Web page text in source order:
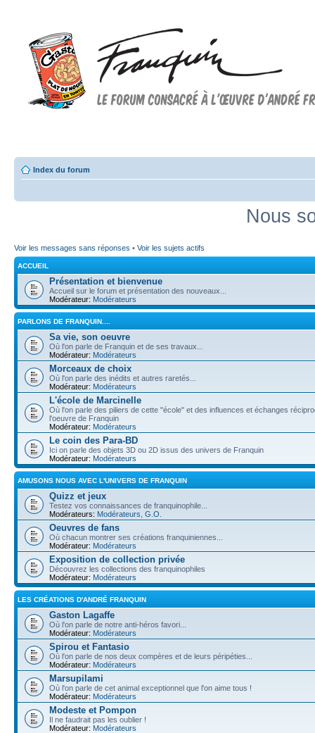
Index du forum
Nous
Voir les messages sans réponses • Voir les sujets actifs
ACCUEIL
Présentation et bienvenue
Accueil sur le forum et présentation des nouveaux...
Modérateur: Modérateurs
PARLONS DE FRANQUIN....
Sa vie, son oeuvre
Où l'on parle de Franquin et de ses travaux...
Modérateur: Modérateurs
Morceaux de choix
Où l'on parle des inédits et autres raretés...
Modérateur: Modérateurs
L'école de Marcinelle
Où l'on parle des piliers de cette "école" et des influences et échanges
l'oeuvre de Franquin
Modérateur: Modérateurs
Le coin des Para-BD
Ici on parle des objets 3D ou 2D issus des univers de Franquin
Modérateur: Modérateurs
AMUSONS NOUS AVEC L'UNIVERS DE FRANQUIN
Quizz et jeux
Testez vos connaissances de franquinophile...
Modérateurs: Modérateurs G.O.
Oeuvres de fans
Où chacun montrer ses créations franquiniennes...
Modérateur: Modérateurs
Exposition de collection privée
Découvrez les collections des franquinophiles
Modérateur: Modérateurs
LES CRÉATIONS D'ANDRÉ FRANQUIN
Gaston Lagaffe
Où l'on parle de notre anti-héros favori...
Modérateur: Modérateurs
Spirou et Fantasio
Où l'on parle de nos deux compères et de leurs péripéties...
Modérateur: Modérateurs
Marsupilami
Où l'on parle de cet animal exceptionnel que l'on aime tous !
Modérateur: Modérateurs
Modeste et Pompon
Il ne faudrait pas les oublier !
Modérateur: Modérateurs